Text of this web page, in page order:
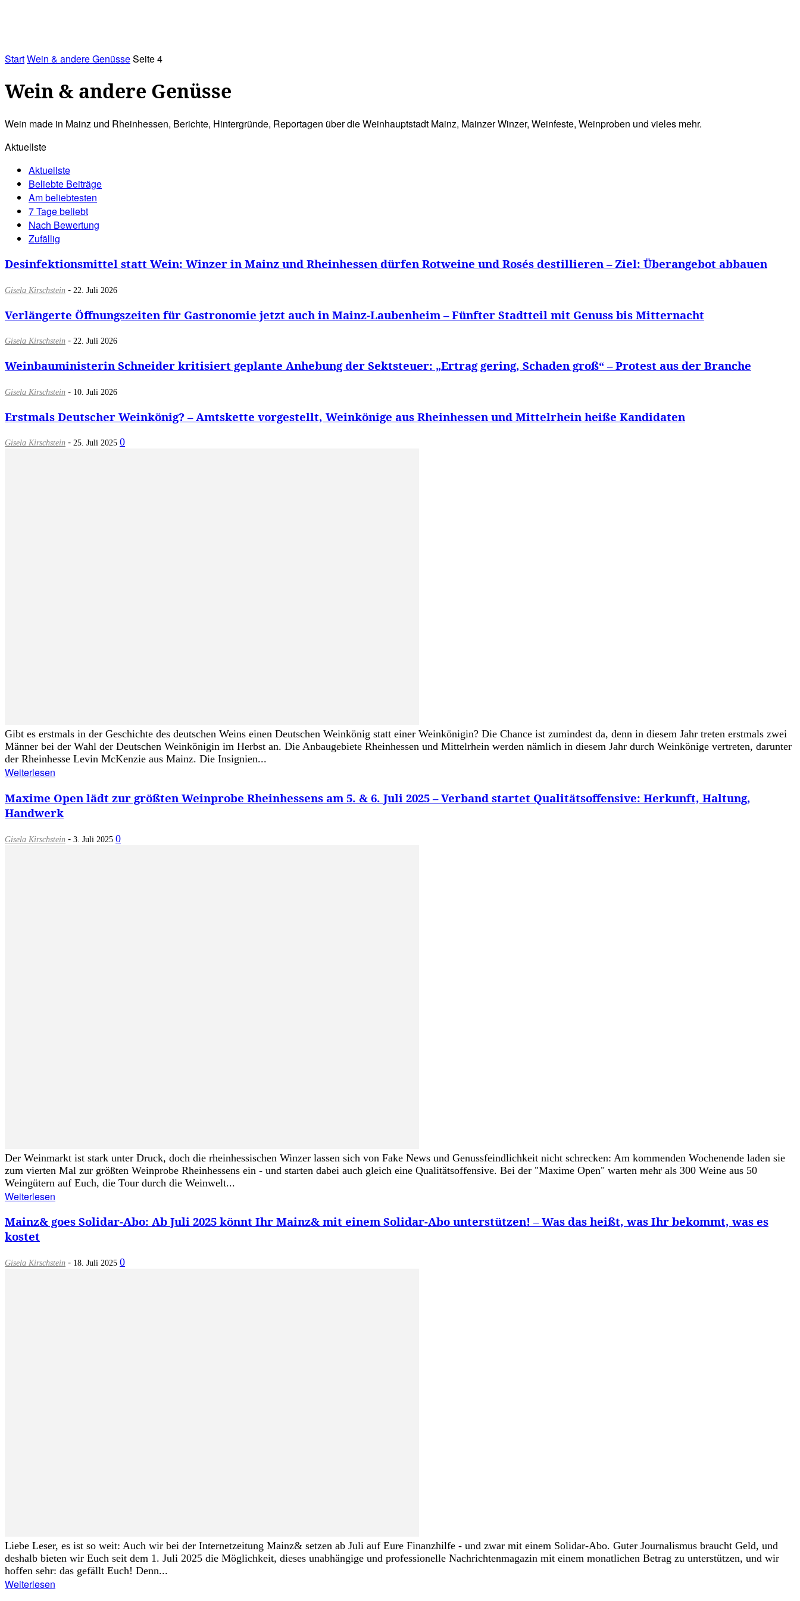
StartWein & andere GenüsseSeite 4
Wein & andere Genüsse
Wein made in Mainz und Rheinhessen, Berichte, Hintergründe, Reportagen über die Weinhauptstadt Mainz, Mainzer Winzer, Weinfeste, Weinproben und vieles mehr.
Aktuellste
Aktuellste
Beliebte Beiträge
Am beliebtesten
7 Tage beliebt
Nach Bewertung
Zufällig
Desinfektionsmittel statt Wein: Winzer in Mainz und Rheinhessen dürfen Rotweine und Rosés destillieren – Ziel: Überangebot abbauen
Gisela Kirschstein - 22. Juli 2026
Verlängerte Öffnungszeiten für Gastronomie jetzt auch in Mainz-Laubenheim – Fünfter Stadtteil mit Genuss bis Mitternacht
Gisela Kirschstein - 22. Juli 2026
Weinbauministerin Schneider kritisiert geplante Anhebung der Sektsteuer: „Ertrag gering, Schaden groß“ – Protest aus der Branche
Gisela Kirschstein - 10. Juli 2026
Erstmals Deutscher Weinkönig? – Amtskette vorgestellt, Weinkönige aus Rheinhessen und Mittelrhein heiße Kandidaten
Gisela Kirschstein - 25. Juli 2025 0
Gibt es erstmals in der Geschichte des deutschen Weins einen Deutschen Weinkönig statt einer Weinkönigin? Die Chance ist zumindest da, denn in diesem Jahr treten erstmals zwei
Männer bei der Wahl der Deutschen Weinkönigin im Herbst an. Die Anbaugebiete Rheinhessen und Mittelrhein werden nämlich in diesem Jahr durch Weinkönige vertreten, darunter
der Rheinhesse Levin McKenzie aus Mainz. Die Insignien...
Weiterlesen
Maxime Open lädt zur größten Weinprobe Rheinhessens am 5. & 6. Juli 2025 – Verband startet Qualitätsoffensive: Herkunft, Haltung,
Handwerk
Gisela Kirschstein - 3. Juli 2025 0
Der Weinmarkt ist stark unter Druck, doch die rheinhessischen Winzer lassen sich von Fake News und Genussfeindlichkeit nicht schrecken: Am kommenden Wochenende laden sie
zum vierten Mal zur größten Weinprobe Rheinhessens ein - und starten dabei auch gleich eine Qualitätsoffensive. Bei der "Maxime Open" warten mehr als 300 Weine aus 50
Weingütern auf Euch, die Tour durch die Weinwelt...
Weiterlesen
Mainz& goes Solidar-Abo: Ab Juli 2025 könnt Ihr Mainz& mit einem Solidar-Abo unterstützen! – Was das heißt, was Ihr bekommt, was es
kostet
Gisela Kirschstein - 18. Juli 2025 0
Liebe Leser, es ist so weit: Auch wir bei der Internetzeitung Mainz& setzen ab Juli auf Eure Finanzhilfe - und zwar mit einem Solidar-Abo. Guter Journalismus braucht Geld, und
deshalb bieten wir Euch seit dem 1. Juli 2025 die Möglichkeit, dieses unabhängige und professionelle Nachrichtenmagazin mit einem monatlichen Betrag zu unterstützen, und wir
hoffen sehr: das gefällt Euch! Denn...
Weiterlesen